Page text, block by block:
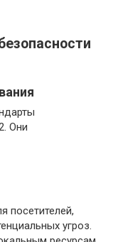
Они
посетителей,
угроз.